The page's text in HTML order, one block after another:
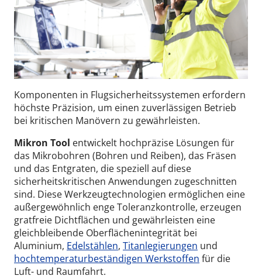
Komponenten in Flugsicherheitssystemen erfordern
höchste Präzision, um einen zuverlässigen Betrieb
bei kritischen Manövern zu gewährleisten.
Mikron Tool entwickelt hochpräzise Lösungen für
das Mikrobohren (Bohren und Reiben), das Fräsen
und das Entgraten, die speziell auf diese
sicherheitskritischen Anwendungen zugeschnitten
sind. Diese Werkzeugtechnologien ermöglichen eine
außergewöhnlich enge Toleranzkontrolle, erzeugen
gratfreie Dichtflächen und gewährleisten eine
gleichbleibende Oberflächenintegrität bei
Aluminium, Edelstählen, Titanlegierungen und
hochtemperaturbeständigen Werkstoffen für die
Luft- und Raumfahrt.